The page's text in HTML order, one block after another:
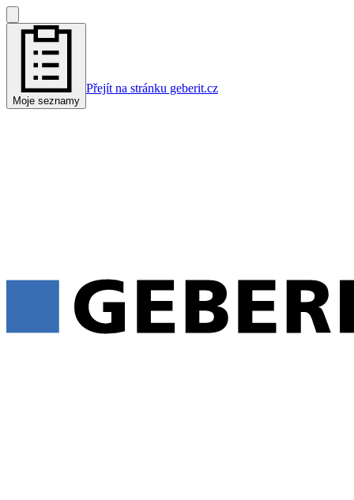
Moje seznamy
Přejít na stránku geberit.cz